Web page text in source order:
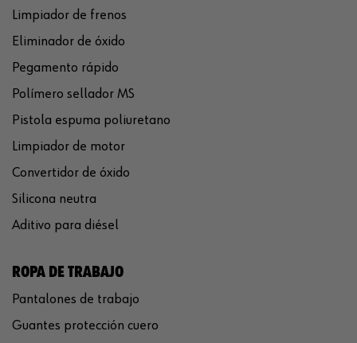
Limpiador de frenos
Eliminador de óxido
Pegamento rápido
Polímero sellador MS
Pistola espuma poliuretano
Limpiador de motor
Convertidor de óxido
Silicona neutra
Aditivo para diésel
ROPA DE TRABAJO
Pantalones de trabajo
Guantes protección cuero